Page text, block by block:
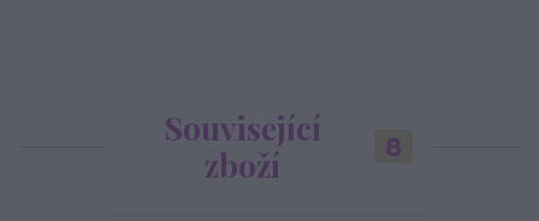
Související
zboží
8